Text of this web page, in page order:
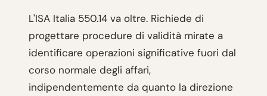
L'ISA Italia 550.14 va oltre. Richiede di
progettare procedure di validità mirate a
identificare operazioni significative fuori dal
corso normale degli affari,
indipendentemente da quanto la direzione